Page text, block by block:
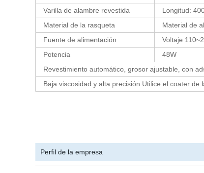
Varilla de alambre revestida
Longitud:
Material de la rasqueta
Material de
Fuente de alimentación
Voltaje
Potencia
48W
Revestimiento automático, grosor ajustable, con
Baja viscosidad y alta precisión Utilice el coater
Perfil de la empresa